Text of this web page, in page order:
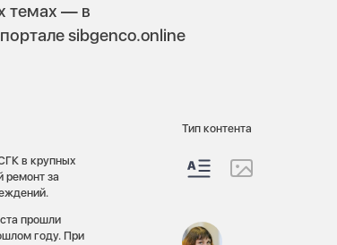
темах — в
sibgenco.online
в крупных
ремонт за
прошли
году. При
Тип контента